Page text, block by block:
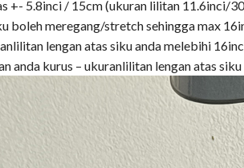
+- 5.8inci / 15cm (ukuran lilitan 11.6inci/
boleh meregang/stretch sehingga max
lengan atas siku anda melebihi
anda kurus – ukuranlilitan lengan atas